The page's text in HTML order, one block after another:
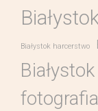
Białystok harcerstwo